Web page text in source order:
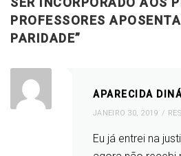
PROFESSORES
PARIDADE”
APARECIDA
JANEIRO 30, 2019
Eu já entrei na